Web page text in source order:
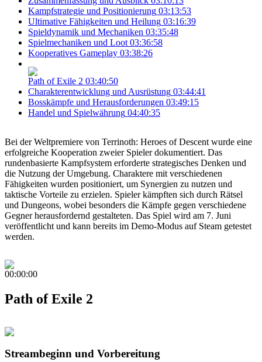
Kampfstrategie und Positionierung 03:13:53
Ultimative Fähigkeiten und Heilung 03:16:39
Spieldynamik und Mechaniken 03:35:48
Spielmechaniken und Loot 03:36:58
Kooperatives Gameplay 03:38:26
Path of Exile 2 03:40:50
Charakterentwicklung und Ausrüstung 03:44:41
Bosskämpfe und Herausforderungen 03:49:15
Handel und Spielwährung 04:40:35
Bei der Weltpremiere von Terrinoth: Heroes of Descent wurde eine
erfolgreiche Kooperation zweier Spieler dokumentiert. Das
rundenbasierte Kampfsystem erforderte strategisches Denken und
die Nutzung der Umgebung. Charaktere mit verschiedenen
Fähigkeiten wurden positioniert, um Synergien zu nutzen und
taktische Vorteile zu erzielen. Spieler kämpften sich durch Rätsel
und Dungeons, wobei besonders die Kämpfe gegen verschiedene
Gegner herausfordernd gestalteten. Das Spiel wird am 7. Juni
veröffentlicht und kann bereits im Demo-Modus auf Steam getestet
werden.
00:00:00
Path of Exile 2
Streambeginn und Vorbereitung